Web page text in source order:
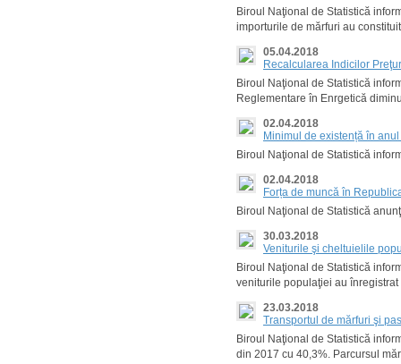
Biroul Naţional de Statistică
importurile de mărfuri au
05.04.2018
Recalcularea Indicilor
Biroul Naţional de Statistică
Reglementare în Enrgetică
02.04.2018
Minimul de existență în
Biroul Naţional de Statistică
02.04.2018
Forța de muncă în
Biroul Naţional de Statistică
30.03.2018
Veniturile şi cheltuielile
Biroul Naţional de Statistică
veniturile populaţiei au înregistrat
23.03.2018
Transportul de mărfuri şi
Biroul Naţional de Statistică
din 2017 cu 40,3%. Parcursul